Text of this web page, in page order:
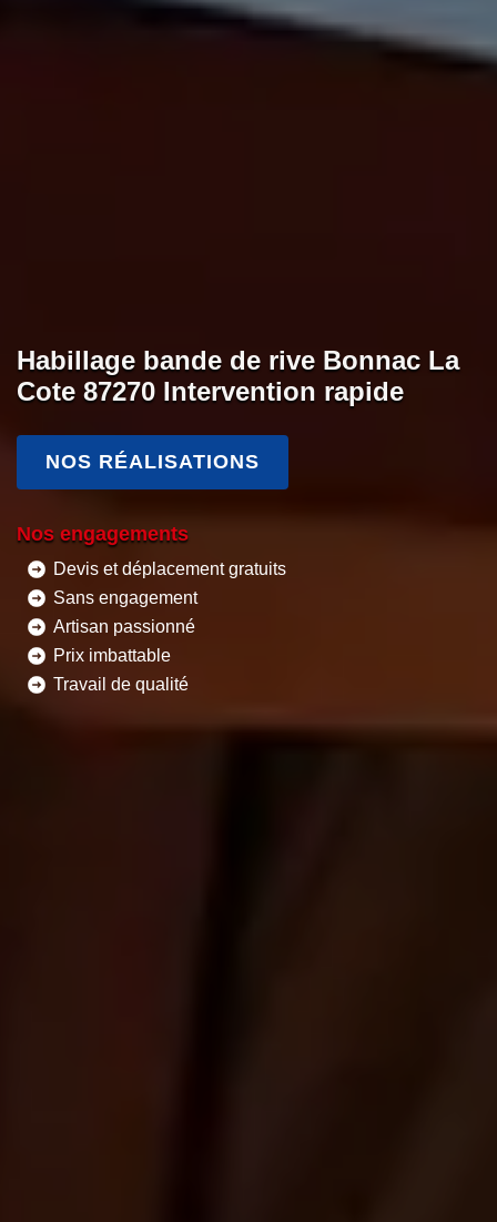
Habillage bande de rive Bonnac La
Cote 87270 Intervention rapide
NOS RÉALISATIONS
Nos engagements
Devis et déplacement gratuits
Sans engagement
Artisan passionné
Prix imbattable
Travail de qualité